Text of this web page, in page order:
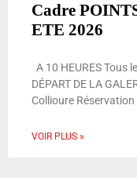
Cadre
ETE 2026
A 10 HEURES Tous
DÉPART DE LA
Collioure Réservation
VOIR PLUS »